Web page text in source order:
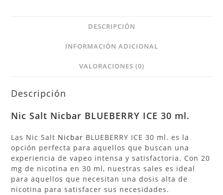
DESCRIPCIÓN
INFORMACIÓN ADICIONAL
VALORACIONES (0)
Descripción
Nic Salt Nicbar BLUEBERRY ICE 30 ml.
Las Nic Salt Nicbar BLUEBERRY ICE 30 ml. es la
opción perfecta para aquellos que buscan una
experiencia de vapeo intensa y satisfactoria. Con 20
mg de nicotina en 30 ml, nuestras sales es ideal
para aquellos que necesitan una dosis alta de
nicotina para satisfacer sus necesidades.